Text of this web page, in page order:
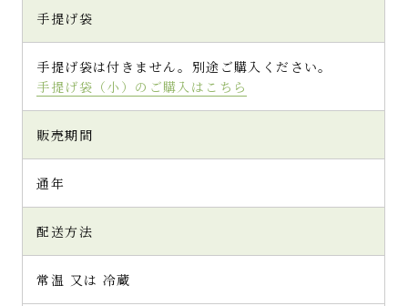
手提げ袋
手提げ袋は付きません。別途ご購入ください。
手提げ袋（小）のご購入はこちら
販売期間
通年
配送方法
常温 又は 冷蔵